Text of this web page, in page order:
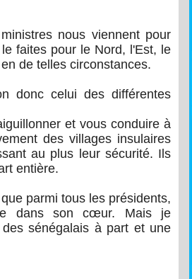
nous viennent pour
faites pour le Nord, l'Est, le
de telles circonstances.
donc celui des différentes
et vous conduire à
des villages insulaires
au plus leur sécurité. Ils
entière.
parmi tous les présidents,
dans son cœur. Mais je
des sénégalais à part et une